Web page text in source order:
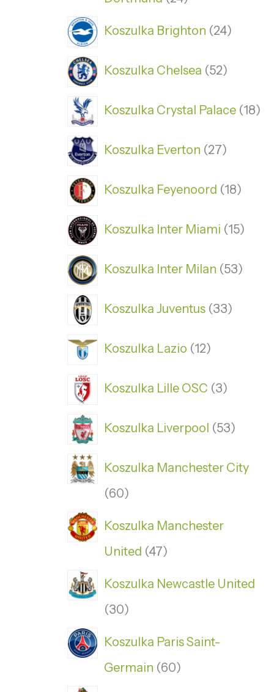
Koszulka Brighton 24
Koszulka Chelsea 52
Koszulka Crystal Palace 18
Koszulka Everton 27
Koszulka Feyenoord 18
Koszulka Inter Miami 15
Koszulka Inter Milan 53
Koszulka Juventus 33
Koszulka Lazio 12
Koszulka Lille OSC 3
Koszulka Liverpool 53
Koszulka Manchester City
60
Koszulka Manchester
United 47
Koszulka Newcastle United
30
Koszulka Paris Saint-
Germain 60